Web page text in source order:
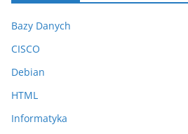
Bazy Danych
CISCO
Debian
HTML
Informatyka